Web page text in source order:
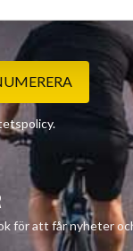
.
för att får nyheter